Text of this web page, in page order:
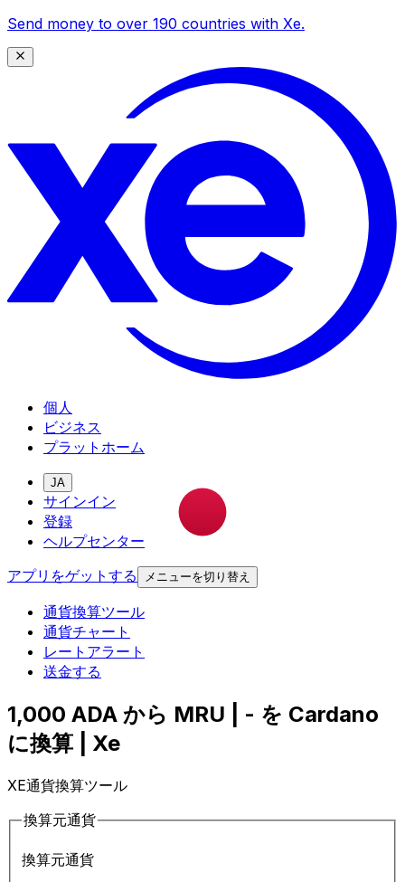
Send money to over 190 countries with Xe.
個人
ビジネス
プラットホーム
JA
サインイン
登録
ヘルプセンター
アプリをゲットする
メニューを切り替え
通貨換算ツール
通貨チャート
レートアラート
送金する
1,000 ADA から MRU | - を Cardano
に換算 | Xe
XE通貨換算ツール
換算元通貨
換算元通貨